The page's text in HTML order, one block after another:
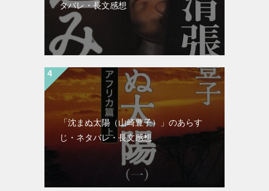
タバレ・長文感想
「沈まぬ太陽（山崎豊子）」のあらす
じ・ネタバレ・長文感想